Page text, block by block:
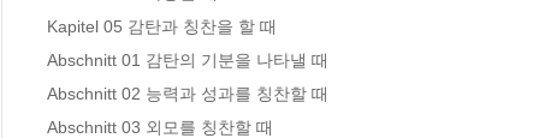
Kapitel 05 감탄과 칭찬을 할 때
Abschnitt 01 감탄의 기분을 나타낼 때
Abschnitt 02 능력과 성과를 칭찬할 때
Abschnitt 03 외모를 칭찬할 때